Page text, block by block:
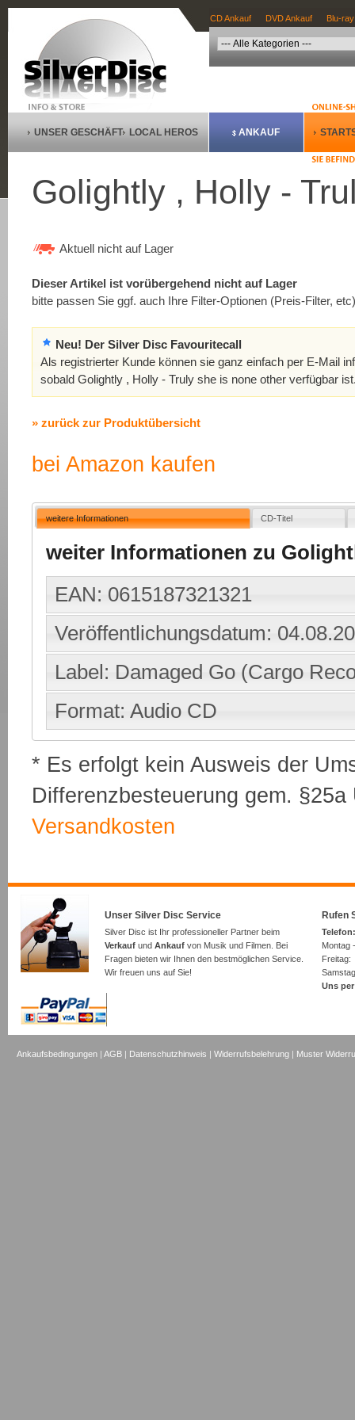
CD Ankauf DVD Ankauf Blu-
UNSER GESCHÄFT LOCAL HEROS ANKAUF
Golightly , Holly -
Aktuell nicht auf Lager
Dieser Artikel ist vorübergehend nicht auf Lager
bitte passen Sie ggf. auch Ihre Filter-Optionen (Preis-Filter,
Neu! Der Silver Disc Favouritecall
Als registrierter Kunde können sie ganz einfach per E-Mail
sobald Golightly , Holly - Truly she is none other verfügbar
» zurück zur Produktübersicht
bei Amazon kaufen
weitere Informationen CD-Titel
weiter Informationen zu
EAN: 0615187321321
Veröffentlichungsdatum:
Label: Damaged Go (Cargo
Format: Audio CD
* Es erfolgt kein Ausweis der
Differenzbesteuerung gem.
Versandkosten
Unser Silver Disc Service
Silver Disc ist Ihr professioneller Partner beim
Verkauf und Ankauf von Musik und Filmen. Bei
Fragen bieten wir Ihnen den bestmöglichen Service.
Wir freuen uns auf Sie!
Rufen
Montag
Uns
Ankaufsbedingungen |AGB | Datenschutzhinweis |Widerrufsbelehrung | Muster